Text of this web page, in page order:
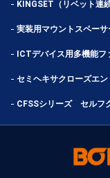
KINGSET（リベット連
実装用マウントスペー
ICTデバイス用多機能フ
セミヘキサクローズエン
CFSSシリーズ セルフ